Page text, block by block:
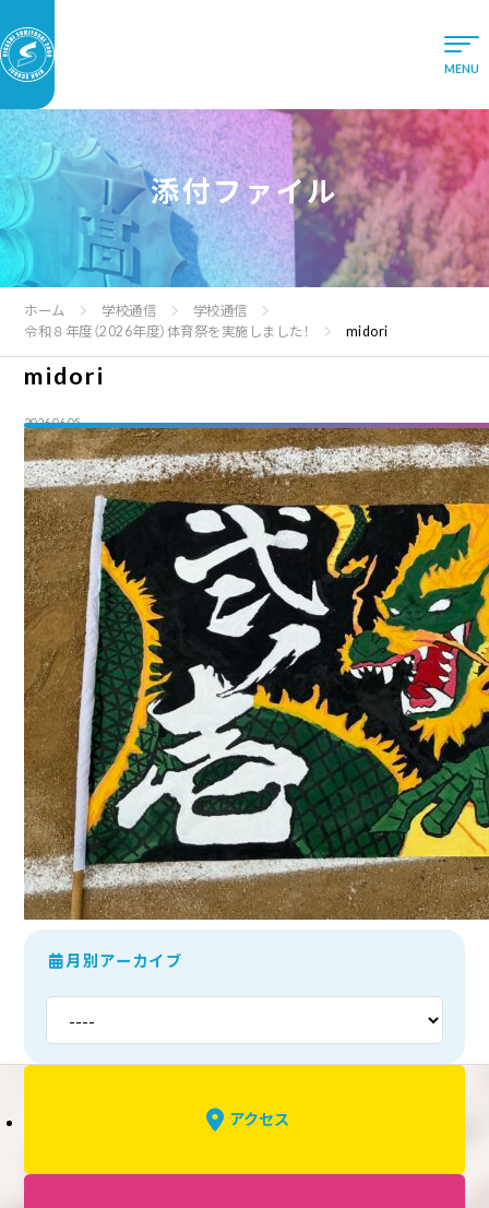
添付ファイル
ホーム 学校通信
学校通信
令和８年度（2026年度）体育祭を実施しました！
midori
midori
2026.06.05
月別アーカイブ
アクセス